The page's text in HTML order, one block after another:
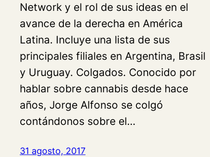
Network y el rol de sus ideas en el
avance de la derecha en América
Latina. Incluye una lista de sus
principales filiales en Argentina, Brasil
y Uruguay. Colgados. Conocido por
hablar sobre cannabis desde hace
años, Jorge Alfonso se colgó
contándonos sobre el…
31 agosto, 2017